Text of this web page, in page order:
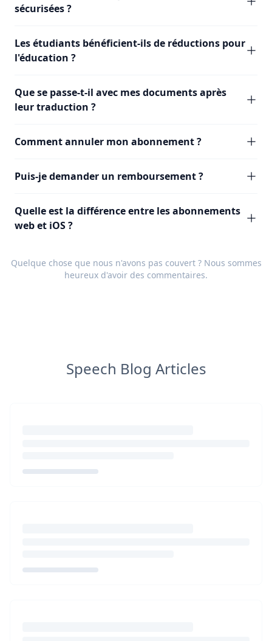
sécurisées ?
Les étudiants bénéficient-ils de réductions pour
l'éducation ?
Que se passe-t-il avec mes documents après
leur traduction ?
Comment annuler mon abonnement ?
Puis-je demander un remboursement ?
Quelle est la différence entre les abonnements
web et iOS ?
Quelque chose que nous n'avons pas couvert ? Nous sommes
heureux d'avoir des commentaires.
Speech Blog Articles